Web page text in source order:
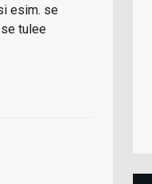
esim. se
tulee